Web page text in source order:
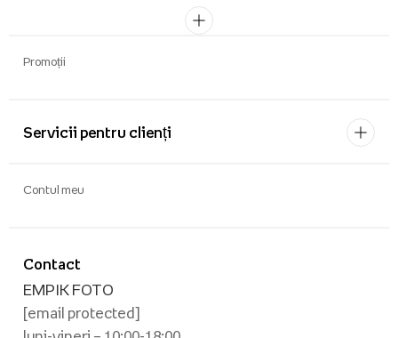
Promoții
Servicii pentru clienți
Contact
EMPIK FOTO
[email protected]
Contul meu